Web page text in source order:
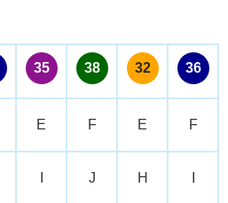
35 38 32 36
E F E F
J H